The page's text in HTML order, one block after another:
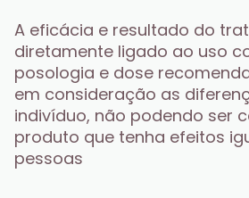
A eficácia e resultado do
diretamente ligado ao uso
posologia e dose
em consideração as
indivíduo, não podendo ser
produto que tenha efeitos
pessoas